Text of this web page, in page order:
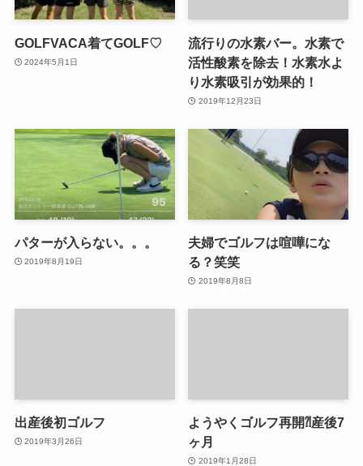
GOLFVACA着てGOLF♡
2024年5月1日
流行りの水素バー。水素で
活性酸素を除去！水素水よ
り水素吸引が効果的！
2019年12月23日
パターが入らない。。。
2019年8月19日
夫婦でゴルフは喧嘩にな
る？笑笑
2019年8月8日
出産後初ゴルフ
2019年3月26日
ようやくゴルフ再開⁈産後7
ヶ月
2019年1月28日